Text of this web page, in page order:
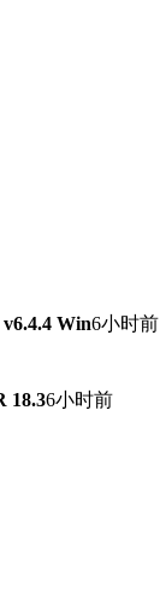
Win6小时前
18.36小时前